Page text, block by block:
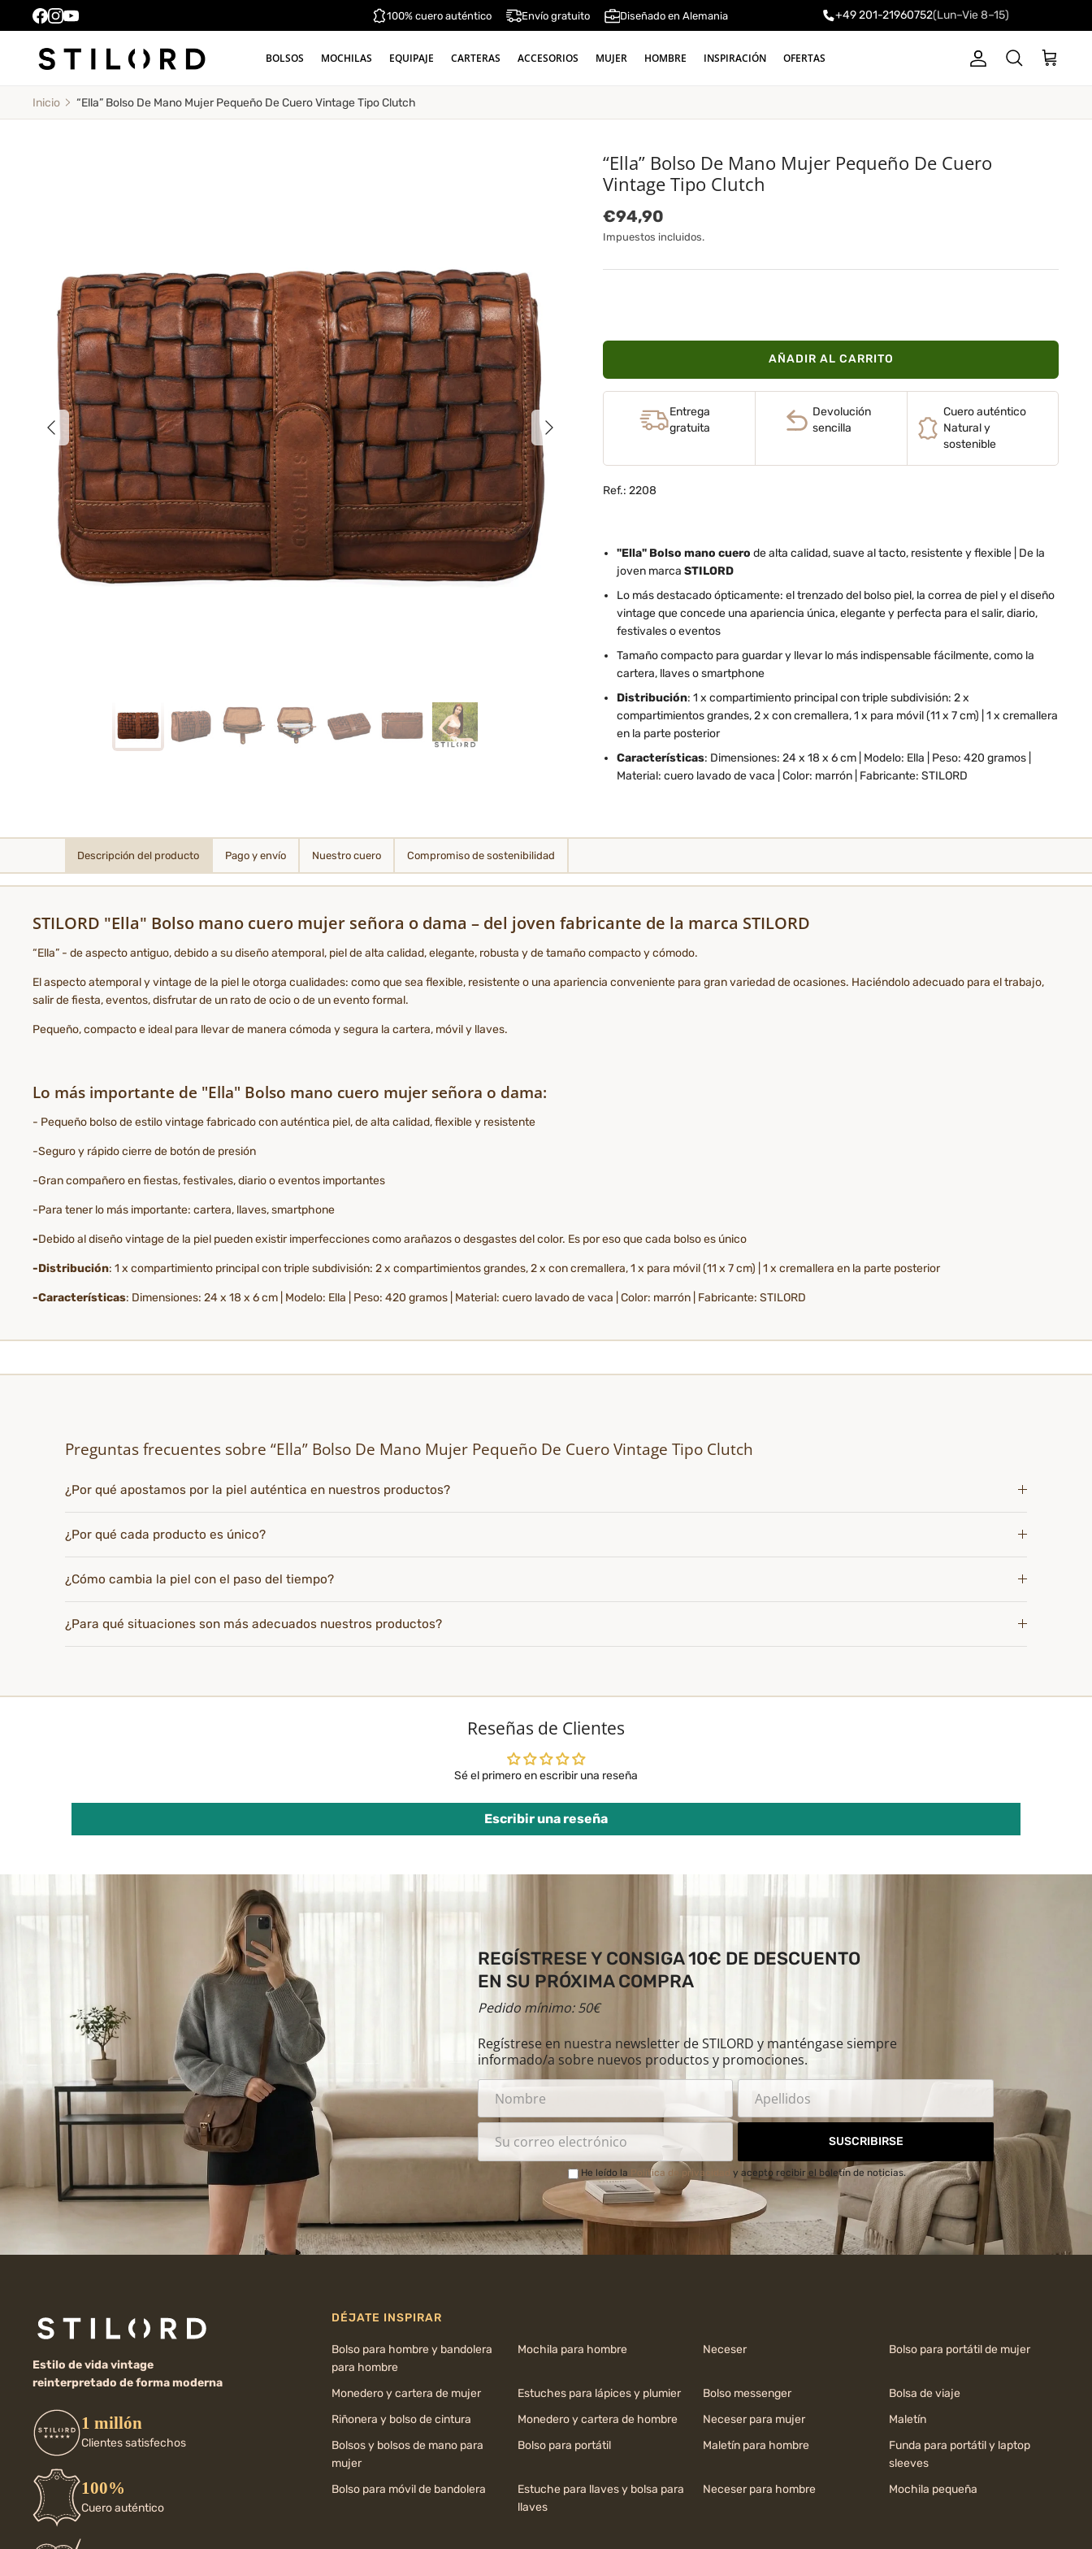
100% cuero auténtico Envío gratuito Diseñado en Alemania +49 201-21960752(Lun–Vie 8–15)
BOLSOS MOCHILAS EQUIPAJE CARTERAS ACCESORIOS MUJER HOMBRE INSPIRACIÓN OFERTAS CuentaBuscar Carrito
Inicio “Ella” Bolso De Mano Mujer Pequeño De Cuero Vintage Tipo Clutch
Anterior Siguiente
“Ella” Bolso De Mano Mujer Pequeño De Cuero
Vintage Tipo Clutch
Precio normal
€94,90
Impuestos incluidos.
AÑADIR AL CARRITO
Entrega
gratuita
Devolución
sencilla
Cuero auténtico
Natural y
sostenible
Ref.: 2208
"Ella" Bolso mano cuero de alta calidad, suave al tacto, resistente y flexible | De la
joven marca STILORD
Lo más destacado ópticamente: el trenzado del bolso piel, la correa de piel y el diseño
vintage que concede una apariencia única, elegante y perfecta para el salir, diario,
festivales o eventos
Tamaño compacto para guardar y llevar lo más indispensable fácilmente, como la
cartera, llaves o smartphone
Distribución: 1 x compartimiento principal con triple subdivisión: 2 x
compartimientos grandes, 2 x con cremallera, 1 x para móvil (11 x 7 cm) | 1 x cremallera
en la parte posterior
Características: Dimensiones: 24 x 18 x 6 cm | Modelo: Ella | Peso: 420 gramos |
Material: cuero lavado de vaca | Color: marrón | Fabricante: STILORD
Descripción del producto Pago y envío Nuestro cuero Compromiso de sostenibilidad
STILORD "Ella" Bolso mano cuero mujer señora o dama – del joven fabricante de la marca STILORD
“Ella” - de aspecto antiguo, debido a su diseño atemporal, piel de alta calidad, elegante, robusta y de tamaño compacto y cómodo.
El aspecto atemporal y vintage de la piel le otorga cualidades: como que sea flexible, resistente o una apariencia conveniente para gran variedad de ocasiones. Haciéndolo adecuado para el trabajo,
salir de fiesta, eventos, disfrutar de un rato de ocio o de un evento formal.
Pequeño, compacto e ideal para llevar de manera cómoda y segura la cartera, móvil y llaves.
Lo más importante de "Ella" Bolso mano cuero mujer señora o dama:
- Pequeño bolso de estilo vintage fabricado con auténtica piel, de alta calidad, flexible y resistente
-Seguro y rápido cierre de botón de presión
-Gran compañero en fiestas, festivales, diario o eventos importantes
-Para tener lo más importante: cartera, llaves, smartphone
-Debido al diseño vintage de la piel pueden existir imperfecciones como arañazos o desgastes del color. Es por eso que cada bolso es único
-Distribución: 1 x compartimiento principal con triple subdivisión: 2 x compartimientos grandes, 2 x con cremallera, 1 x para móvil (11 x 7 cm) | 1 x cremallera en la parte posterior
-Características: Dimensiones: 24 x 18 x 6 cm | Modelo: Ella | Peso: 420 gramos | Material: cuero lavado de vaca | Color: marrón | Fabricante: STILORD
Preguntas frecuentes sobre “Ella” Bolso De Mano Mujer Pequeño De Cuero Vintage Tipo Clutch
¿Por qué apostamos por la piel auténtica en nuestros productos?
¿Por qué cada producto es único?
¿Cómo cambia la piel con el paso del tiempo?
¿Para qué situaciones son más adecuados nuestros productos?
Reseñas de Clientes
Sé el primero en escribir una reseña
Escribir una reseña
REGÍSTRESE Y CONSIGA 10€ DE DESCUENTO
EN SU PRÓXIMA COMPRA
Pedido mínimo: 50€
Regístrese en nuestra newsletter de STILORD y manténgase siempre
informado/a sobre nuevos productos y promociones.
SUSCRIBIRSE
He leído la Política de privacidad y acepto recibir el boletín de noticias.
Estilo de vida vintage
reinterpretado de forma moderna
1 millón
Clientes satisfechos
100%
Cuero auténtico
DÉJATE INSPIRAR
Bolso para hombre y bandolera
para hombre
Mochila para hombre Neceser Bolso para portátil de mujer
Monedero y cartera de mujer Estuches para lápices y plumier Bolso messenger
Bolsa de viaje
Riñonera y bolso de cintura
Monedero y cartera de hombre Neceser para mujer
Maletín
Bolsos y bolsos de mano para
mujer
Bolso para portátil Maletín para hombre
Funda para portátil y laptop
sleeves
Bolso para móvil de bandolera
Estuche para llaves y bolsa para
llaves
Neceser para hombre Mochila pequeña